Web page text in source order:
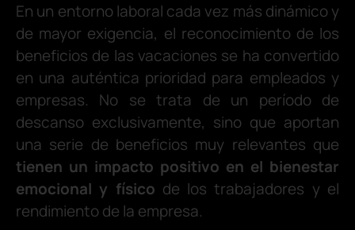
En un entorno laboral cada vez más dinámico y
de mayor exigencia, el reconocimiento de los
beneficios de las vacaciones se ha convertido
en una auténtica prioridad para empleados y
empresas. No se trata de un período de
descanso exclusivamente, sino que aportan
una serie de beneficios muy relevantes que
tienen un impacto positivo en el bienestar
emocional y físico de los trabajadores y el
rendimiento de la empresa.